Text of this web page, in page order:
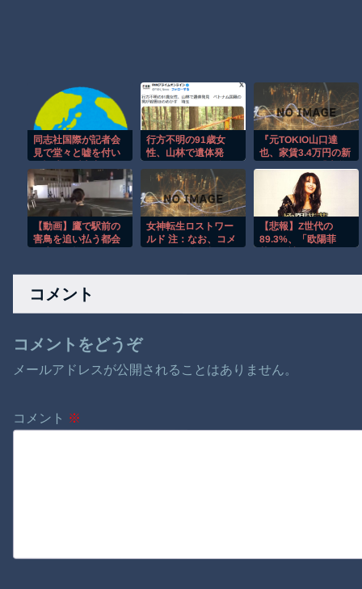
同志社国際が記者会
見で堂々と嘘を付い
新の報告と過去の映
像を突き合わせてみ
ると……
行方不明の91歳女
性、山林で遺体発
男が殺害ほのめか
す 埼玉
『元TOKIO山口達
也、家賃3.4万円の新
のCMギャラ、流出
ｗ』ほか 8/4 ネタ
【動画】鷹で駅前の
害鳥を追い払う都会
女神転生ロストワー
ルド 注：なお、コメ
な苦難を乗り越えた
【悲報】Z世代の
89.3%、「欧陽菲
コメント
コメントをどうぞ
メールアドレスが公開されることはありません。
コメント ※